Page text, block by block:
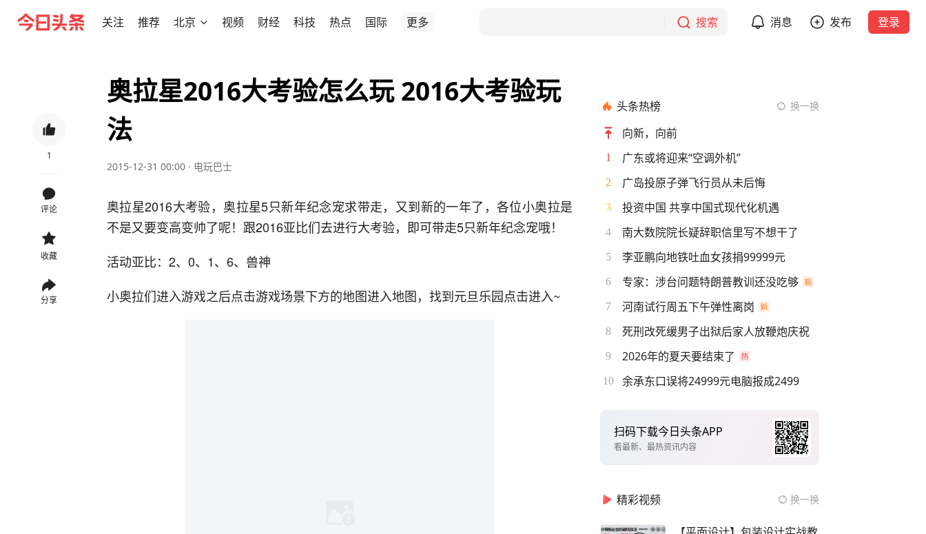
关注 推荐 北京 视频 财经 科技 热点 国际 更多 搜索 消息 发布 登录
1
评论
收藏
分享
奥拉星2016大考验怎么玩 2016大考验玩
法
2015-12-31 00:00 · 电玩巴士
奥拉星2016大考验，奥拉星5只新年纪念宠求带走，又到新的一年了，各位小奥拉是
不是又要变高变帅了呢！跟2016亚比们去进行大考验，即可带走5只新年纪念宠哦！
活动亚比：2、0、1、6、兽神
小奥拉们进入游戏之后点击游戏场景下方的地图进入地图，找到元旦乐园点击进入~
头条热榜 换一换
向新，向前
1 广东或将迎来“空调外机”
2 广岛投原子弹飞行员从未后悔
3 投资中国 共享中国式现代化机遇
4 南大数院院长疑辞职信里写不想干了
5 李亚鹏向地铁吐血女孩捐99999元
6 专家：涉台问题特朗普教训还没吃够
7 河南试行周五下午弹性离岗
8 死刑改死缓男子出狱后家人放鞭炮庆祝
9 2026年的夏天要结束了
10 余承东口误将24999元电脑报成2499
扫码下载今日头条APP
看最新、最热资讯内容
精彩视频 换一换